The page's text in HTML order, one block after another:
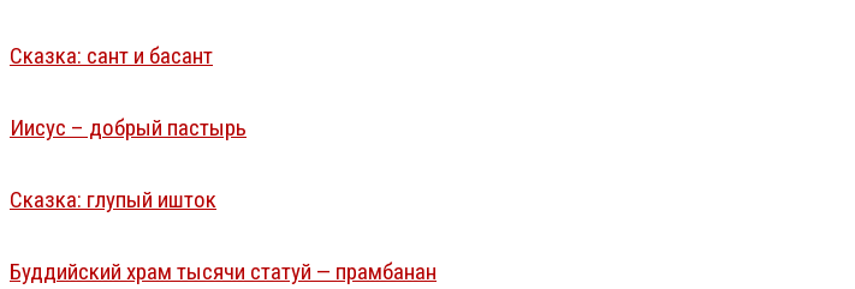
Сказка: сант и басант
Иисус – добрый пастырь
Сказка: глупый ишток
Буддийский храм тысячи статуй — прамбанан